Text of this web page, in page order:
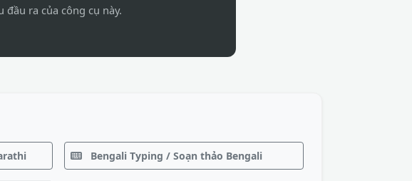
ra của công cụ này.
Bengali Typing / Soạn thảo Bengali